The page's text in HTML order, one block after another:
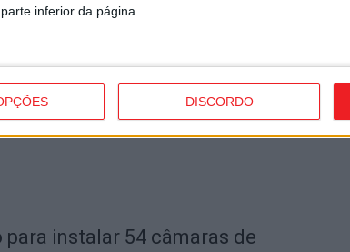
inferior da página.
DISCORDO
por furto de cobre na região
instalar 54 câmaras de